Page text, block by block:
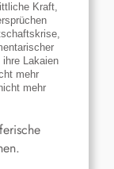
Kraft,
Lakaien
mehr
mehr